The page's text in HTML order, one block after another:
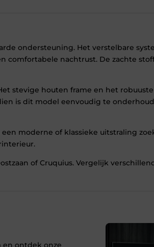
ondersteuning. Het verstelbare
nachtrust. De zachte
stevige houten frame en het
is dit model eenvoudig te
moderne of klassieke uitstraling
of Cruquius. Vergelijk
en ontdek onze